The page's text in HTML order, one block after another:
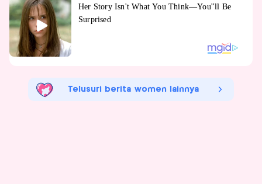
Telusuri berita women lainnya